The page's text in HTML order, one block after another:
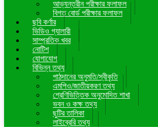
আভ্যন্তরীন পরীক্ষার ফলাফল
বিগত বোর্ড পরীক্ষার ফলাফল
ছবি কর্ণার
ভিডিও গ্যালারী
সাম্প্রতিক খবর
নোটিশ
যোগাযোগ
বিভিন্ন তথ্য
পাঠদানের অনুমতি/স্বীকৃতি
এমপিও/জাতীয়করণ তথ্য
শ্রেণিভিত্তিক অনুমোদিত শাখা
ভবন ও কক্ষ তথ্য
ছুটির তালিকা
লাইব্রেরি তথ্য